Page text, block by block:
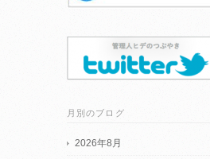
月別のブログ
2026年8月